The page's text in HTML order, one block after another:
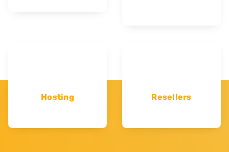
Hosting Resellers